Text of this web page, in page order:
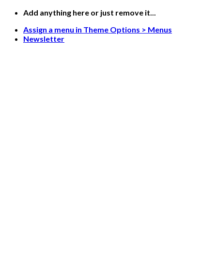
Skip
content
Add anything here or just remove it...
Assign a menu in Theme Options > Menus
Newsletter